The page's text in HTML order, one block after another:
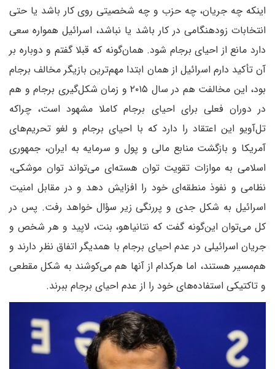
اینکه چه جریان، چه حزب و چه شخصیتی روی کار باشد یا حتی
انتخابات زودهنگامی در کار باشد یا نباشد، اسرائیل همواره سعی
دارد مانع از احیای برجام شود. همان‌گونه که قبلا گفتم و دوباره بر
آن تأکید دارم اسرائیل از همان ابتدا مهم‌ترین بازیگر مخالف برجام
بود، این مخالفت هم در سال ۲۰۱۵ و زمان شکل‌گیری برجام و هم
در دوران فعلی برای احیای برجام کاملا مشهود است، چراکه
تل‌آویو این اعتقاد را دارد که با احیای برجام و لغو تحریم‌های
آمریکا و بازگشت منابع مالی و پول و سرمایه به ایران، جمهوری
اسلامی به موازات تقویت توان هسته‌ای می‌تواند توان موشکی،
نظامی و نفوذ منطقه‌ای خود را افزایش دهد و در مقابل امنیت
اسرائیل به شکل جدی و پررنگی زیر سؤال خواهد رفت. پس در
کل می‌توان این‌گونه گفت که نتانیاهو، بنت، لاپید و هر شخص و
جریان اسرائیلی در عدم احیای برجام با همدیگر اتفاق نظر دارند و
هم‌مسیر هستند، اما هرکدام از آنها هم می‌‌کوشند به شکل مقطعی
و تاکتیکی استفاده‌های خود را از عدم احیای برجام ببرند.